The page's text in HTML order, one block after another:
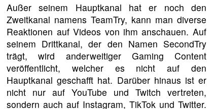
Außer seinem Hauptkanal hat er noch den
Zweitkanal namens TeamTry, kann man diverse
Reaktionen auf Videos von ihm anschauen. Auf
seinem Drittkanal, der den Namen SecondTry
trägt, wird anderweitiger Gaming Content
veröffentlicht, welcher es nicht auf den
Hauptkanal geschafft hat. Darüber hinaus ist er
nicht nur auf YouTube und Twitch vertreten,
sondern auch auf Instagram, TikTok und Twitter.